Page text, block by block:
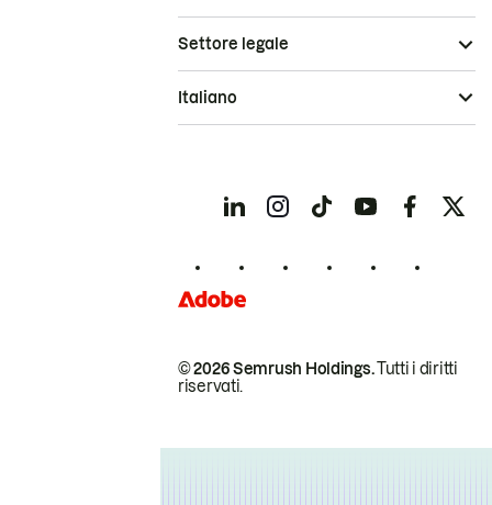
© 2026 Semrush Holdings.Tutti i diritti
riservati.
Settore legale
Italiano